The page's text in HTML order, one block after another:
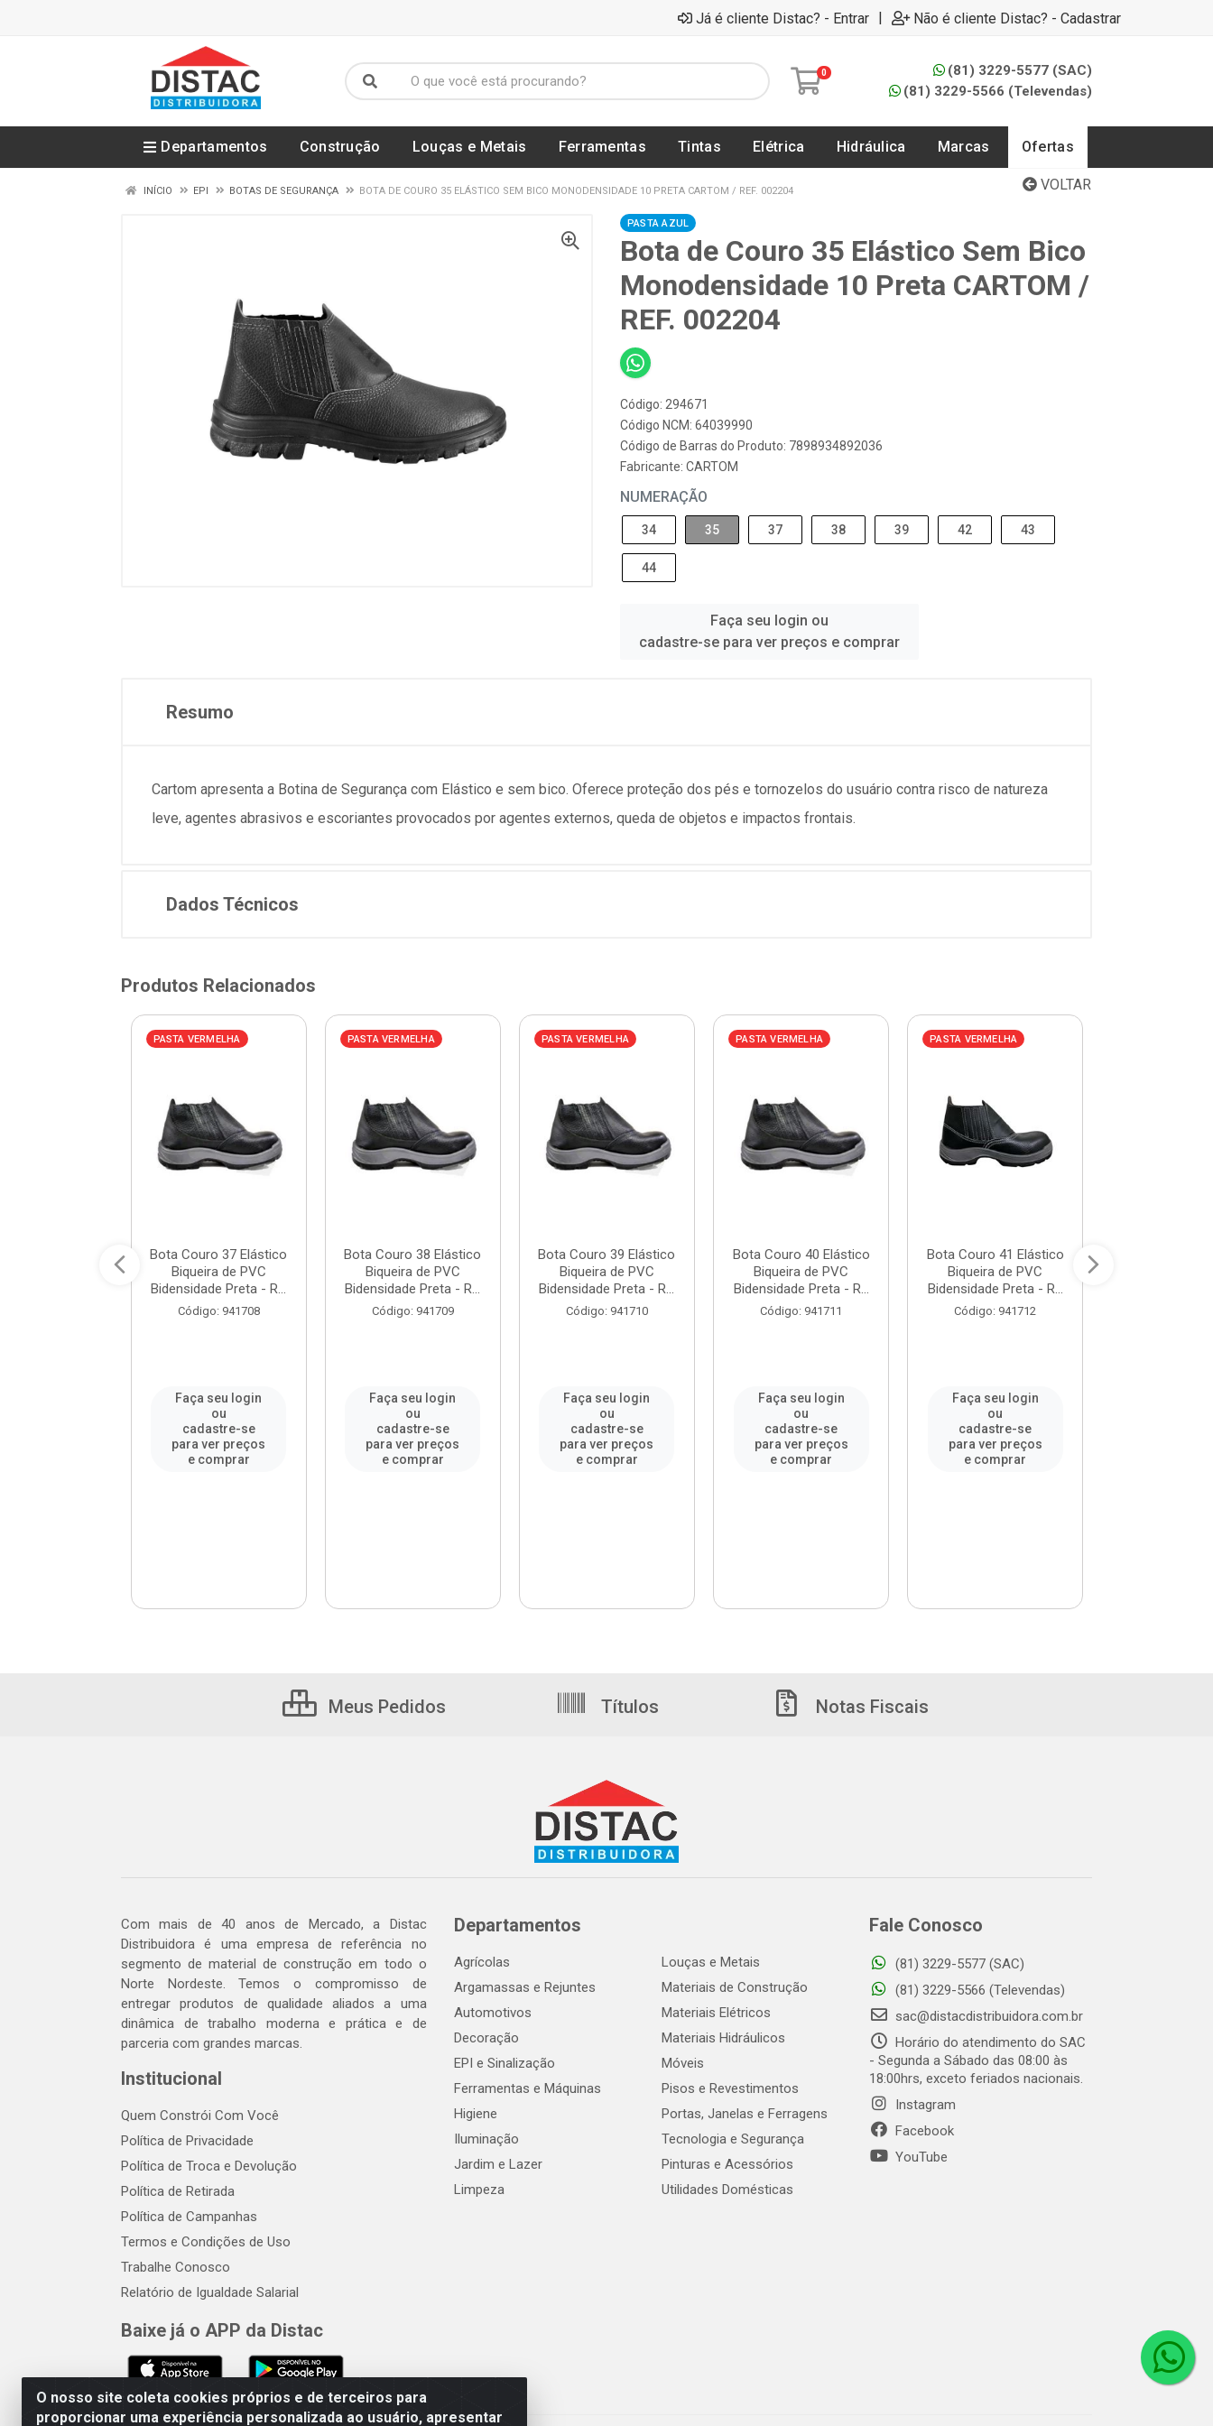
Já é cliente Distac? - Entrar | Não é cliente Distac? - Cadastrar
0
(81) 3229-5577 (SAC)
(81) 3229-5566 (Televendas)
Departamentos Construção Louças e Metais Ferramentas Tintas Elétrica Hidráulica Marcas Ofertas
VOLTAR
INÍCIO EPI BOTAS DE SEGURANÇA BOTA DE COURO 35 ELÁSTICO SEM BICO MONODENSIDADE 10 PRETA CARTOM / REF. 002204
PASTA AZUL
Bota de Couro 35 Elástico Sem Bico
Monodensidade 10 Preta CARTOM /
REF. 002204
Código: 294671
Código NCM: 64039990
Código de Barras do Produto: 7898934892036
Fabricante: CARTOM
NUMERAÇÃO
34 35 37 38 39 42 43
44
Faça seu login ou
cadastre-se para ver preços e comprar
Resumo
Cartom apresenta a Botina de Segurança com Elástico e sem bico. Oferece proteção dos pés e tornozelos do usuário contra risco de natureza
leve, agentes abrasivos e escoriantes provocados por agentes externos, queda de objetos e impactos frontais.
Dados Técnicos
Produtos Relacionados
PASTA VERMELHA
Bota Couro 37 Elástico
Biqueira de PVC
Bidensidade Preta - R...
Código: 941708
Faça seu login
ou
cadastre-se
para ver preços
e comprar
PASTA VERMELHA
Bota Couro 38 Elástico
Biqueira de PVC
Bidensidade Preta - R...
Código: 941709
Faça seu login
ou
cadastre-se
para ver preços
e comprar
PASTA VERMELHA
Bota Couro 39 Elástico
Biqueira de PVC
Bidensidade Preta - R...
Código: 941710
Faça seu login
ou
cadastre-se
para ver preços
e comprar
PASTA VERMELHA
Bota Couro 40 Elástico
Biqueira de PVC
Bidensidade Preta - R...
Código: 941711
Faça seu login
ou
cadastre-se
para ver preços
e comprar
PASTA VERMELHA
Bota Couro 41 Elástico
Biqueira de PVC
Bidensidade Preta - R...
Código: 941712
Faça seu login
ou
cadastre-se
para ver preços
e comprar
O nosso site coleta cookies próprios e de terceiros para
proporcionar uma experiência personalizada ao usuário, apresentar
Meus Pedidos Títulos Notas Fiscais
Com mais de 40 anos de Mercado, a Distac
Distribuidora é uma empresa de referência no
segmento de material de construção em todo o
Norte Nordeste. Temos o compromisso de
entregar produtos de qualidade aliados a uma
dinâmica de trabalho moderna e prática e de
parceria com grandes marcas.
Institucional
Quem Constrói Com Você
Política de Privacidade
Política de Troca e Devolução
Política de Retirada
Política de Campanhas
Termos e Condições de Uso
Trabalhe Conosco
Relatório de Igualdade Salarial
Baixe já o APP da Distac
Departamentos
Agrícolas
Argamassas e Rejuntes
Automotivos
Decoração
EPI e Sinalização
Ferramentas e Máquinas
Higiene
Iluminação
Jardim e Lazer
Limpeza
Louças e Metais
Materiais de Construção
Materiais Elétricos
Materiais Hidráulicos
Móveis
Pisos e Revestimentos
Portas, Janelas e Ferragens
Tecnologia e Segurança
Pinturas e Acessórios
Utilidades Domésticas
Fale Conosco
(81) 3229-5577 (SAC)
(81) 3229-5566 (Televendas)
sac@distacdistribuidora.com.br
Horário do atendimento do SAC
- Segunda a Sábado das 08:00 às
18:00hrs, exceto feriados nacionais.
Instagram
Facebook
YouTube